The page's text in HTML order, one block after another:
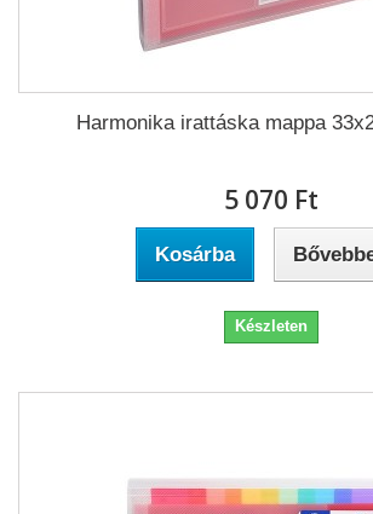
Harmonika irattáska mappa
5 070 Ft‎
Kosárba
Készleten